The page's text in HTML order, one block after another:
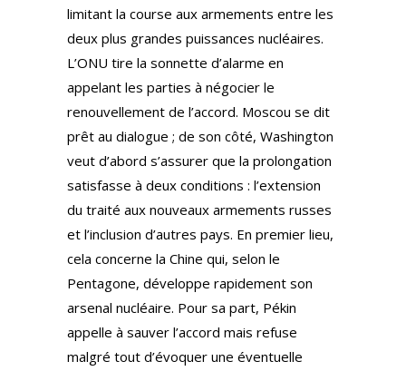
limitant la course aux armements entre les
deux plus grandes puissances nucléaires.
L’ONU tire la sonnette d’alarme en
appelant les parties à négocier le
renouvellement de l’accord. Moscou se dit
prêt au dialogue ; de son côté, Washington
veut d’abord s’assurer que la prolongation
satisfasse à deux conditions : l’extension
du traité aux nouveaux armements russes
et l’inclusion d’autres pays. En premier lieu,
cela concerne la Chine qui, selon le
Pentagone, développe rapidement son
arsenal nucléaire. Pour sa part, Pékin
appelle à sauver l’accord mais refuse
malgré tout d’évoquer une éventuelle